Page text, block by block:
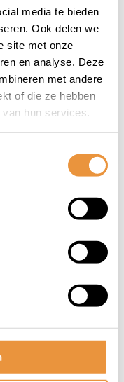
media te bieden
Ook delen we
site met onze
en analyse. Deze
met andere
of die ze hebben
hun services.
motorslot
4 170cm
MBT4190
op voorraad
ART 3
MBT4278
voorraad